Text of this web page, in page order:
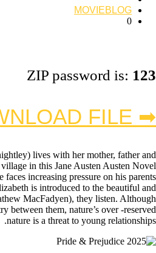
MOVIEBLOG
0
ZIP password is: 123
➡ DOWNLOAD FILE
lives with her mother, father and
in this Jane Austen Austen Novel
faces increasing pressure on his parents
is introduced to the beautiful and
MacFadyen), they listen. Although
between them, nature’s over -reserved
nature is a threat to young relationships.